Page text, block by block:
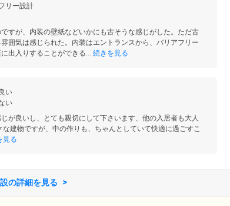
リー設計
すが、内装の壁紙などいかにも古そうな感じがした。ただ古
囲気は感じられた。内装はエントランスから、バリアフリー
出入りすることができる...
続きを見る
い
い
が良いし、とても親切にして下さいます、他の入居者も大人
建物ですが、中の作りも、ちゃんとしていて快適に過ごすこ
見る
の詳細を見る